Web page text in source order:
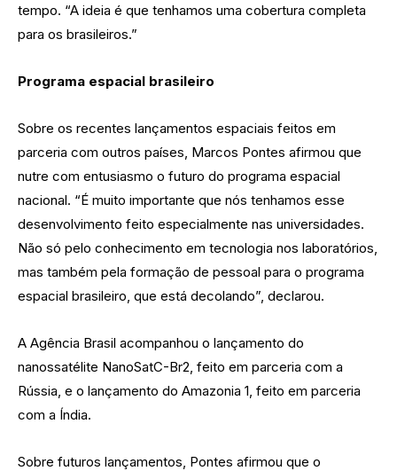
tempo. “A ideia é que tenhamos uma cobertura completa
para os brasileiros.”
Programa espacial brasileiro
Sobre os recentes lançamentos espaciais feitos em
parceria com outros países, Marcos Pontes afirmou que
nutre com entusiasmo o futuro do programa espacial
nacional. “É muito importante que nós tenhamos esse
desenvolvimento feito especialmente nas universidades.
Não só pelo conhecimento em tecnologia nos laboratórios,
mas também pela formação de pessoal para o programa
espacial brasileiro, que está decolando”, declarou.
A Agência Brasil acompanhou o lançamento do
nanossatélite NanoSatC-Br2, feito em parceria com a
Rússia, e o lançamento do Amazonia 1, feito em parceria
com a Índia.
Sobre futuros lançamentos, Pontes afirmou que o